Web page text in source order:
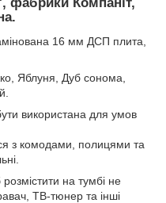
16 мм ДСП плита,
Яблуня, Дуб сонома,
використана для умов
з комодами, полицями та
на тумбі не
ТВ-тюнер та інші